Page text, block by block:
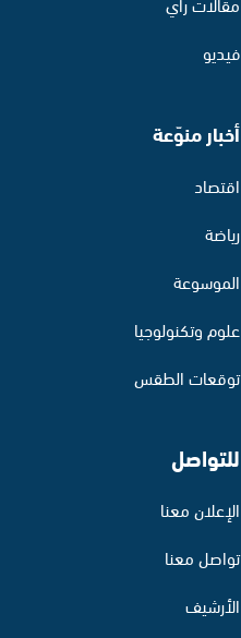
فيديو
أخبار منوّعة
اقتصاد
رياضة
الموسوعة
علوم وتكنولوجيا
توقعات الطقس
للتواصل
الإعلان معنا
تواصل معنا
الأرشيف